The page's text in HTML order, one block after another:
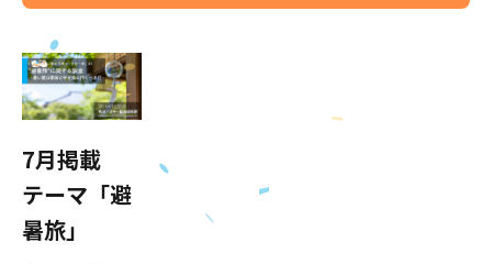
7月掲載
テーマ「避
暑旅」